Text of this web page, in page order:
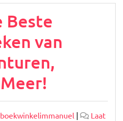
Beste
van
boekwinkelimmanuel |
Laat